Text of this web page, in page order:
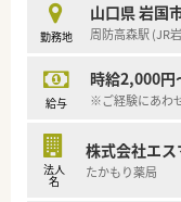
勤務地
山口県 岩国
周防高森駅 (JR
給与
時給2,000円
※ご経験にあわ
法人
名
株式会社エ
たかもり薬局